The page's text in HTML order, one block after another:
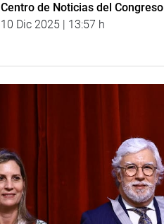
Centro de Noticias del Congreso
10 Dic 2025 | 13:57 h